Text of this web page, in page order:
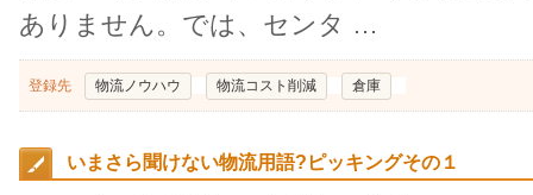
ありません。では、センタ …
登録先 物流ノウハウ 物流コスト削減 倉庫
いまさら聞けない物流用語?ピッキングその１